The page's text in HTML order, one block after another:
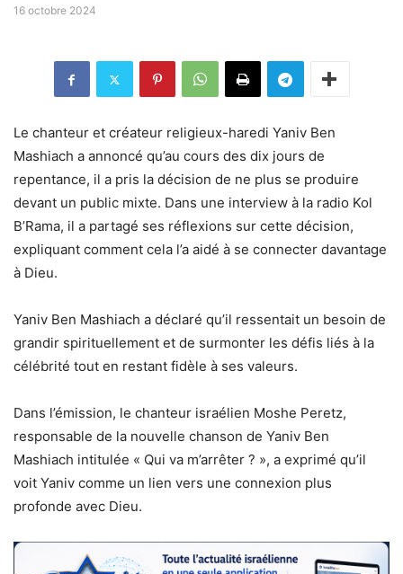
16 octobre 2024
Le chanteur et créateur religieux-haredi Yaniv Ben
Mashiach a annoncé qu’au cours des dix jours de
repentance, il a pris la décision de ne plus se produire
devant un public mixte. Dans une interview à la radio Kol
B’Rama, il a partagé ses réflexions sur cette décision,
expliquant comment cela l’a aidé à se connecter davantage
à Dieu.
Yaniv Ben Mashiach a déclaré qu’il ressentait un besoin de
grandir spirituellement et de surmonter les défis liés à la
célébrité tout en restant fidèle à ses valeurs.
Dans l’émission, le chanteur israélien Moshe Peretz,
responsable de la nouvelle chanson de Yaniv Ben
Mashiach intitulée « Qui va m’arrêter ? », a exprimé qu’il
voit Yaniv comme un lien vers une connexion plus
profonde avec Dieu.